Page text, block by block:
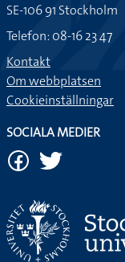
SE-106 91 Stockholm
Telefon: 08-16 23 47
Kontakt
Om webbplatsen
Cookieinställningar
SOCIALA MEDIER